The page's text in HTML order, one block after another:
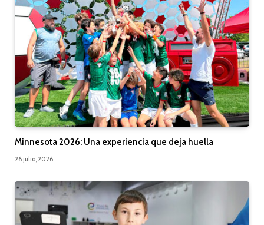
Minnesota 2026: Una experiencia que deja huella
26 julio, 2026